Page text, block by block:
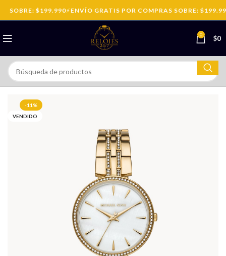
SOBRE: $199.990⚡ENVÍO GRATIS POR COMPRAS SOBRE: $199.990
0 $0
-11%
VENDIDO